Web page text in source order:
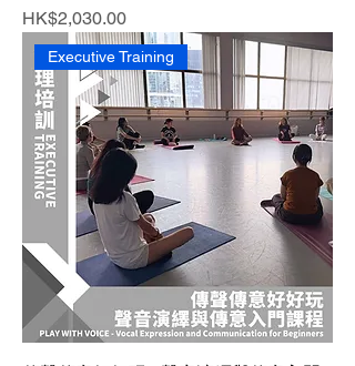
價格
HK$2,030.00
Executive Training